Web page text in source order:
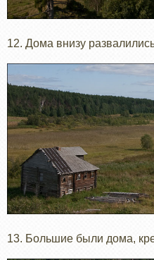
12. Дома внизу
13. Большие были дома,